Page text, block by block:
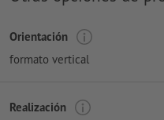
Orientación
formato vertical
Realización